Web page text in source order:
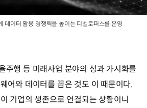
데이터 활용 경쟁력을 높이는 디벨로퍼스를 운영
주행 등 미래사업 분야의 성과 가시화를
어와 데이터를 꼽은 것도 이 때문이다.
기업의 생존으로 연결되는 상황이니